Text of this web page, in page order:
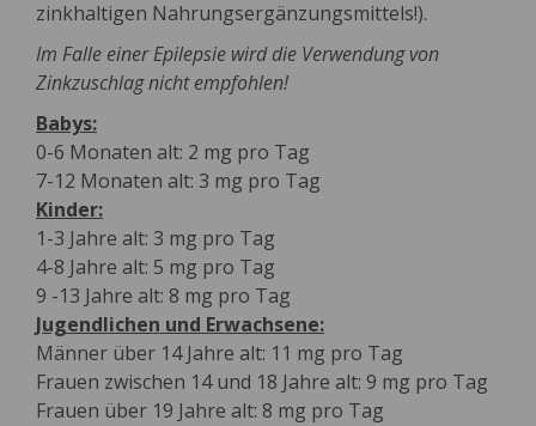
zinkhaltigen Nahrungsergänzungsmittels!).
Im Falle einer Epilepsie wird die Verwendung von
Zinkzuschlag nicht empfohlen!
Babys:
0-6 Monaten alt: 2 mg pro Tag
7-12 Monaten alt: 3 mg pro Tag
Kinder:
1-3 Jahre alt: 3 mg pro Tag
4-8 Jahre alt: 5 mg pro Tag
9 -13 Jahre alt: 8 mg pro Tag
Jugendlichen und Erwachsene:
Männer über 14 Jahre alt: 11 mg pro Tag
Frauen zwischen 14 und 18 Jahre alt: 9 mg pro Tag
Frauen über 19 Jahre alt: 8 mg pro Tag